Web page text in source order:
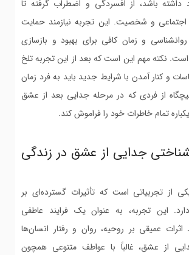
داشته باشد، از افسردگی و اضطراب گرفته تا
اجتماعی و شخصیت. این تجربه نیازمند حمایت
و زمان کافی برای بهبود و بازسازی
نکته مهم این است که بعد از این تجربه تلخ
و کنار آمدن با شرایط جدید باید به فرد زمان
از فردی که در مرحله جدایی بعد از عشق
تمام خاطرات خود را فراموش کند.
جدایی از عشق در زندگی
از تجربیاتی است که تأثیرات گسترده‌ای بر
این تجربه، به عنوان یک فرایند عاطفی
اثرات عمیقی بر روحیه، روان و رفتار انسان‌ها
از عشق، غالباً با عواطف متنوعی همچون